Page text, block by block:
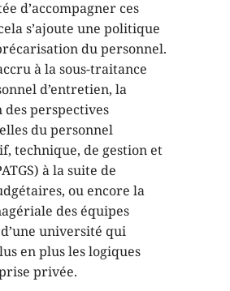
d’accompagner ces
s’ajoute une politique
du personnel.
à la sous-traitance
d’entretien, la
perspectives
du personnel
technique, de gestion et
à la suite de
ou encore la
des équipes
université qui
en plus les logiques
privée.